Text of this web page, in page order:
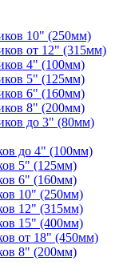
10" (250мм)
от 12" (315мм)
4" (100мм)
5" (125мм)
6" (160мм)
8" (200мм)
до 3" (80мм)
до 4" (100мм)
5" (125мм)
6" (160мм)
10" (250мм)
12" (315мм)
15" (400мм)
от 18" (450мм)
8" (200мм)